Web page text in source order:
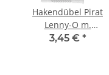
Hakendübel Pirat
Lenny-O m.
Allzweckdübel Deco BL
3,45 € *